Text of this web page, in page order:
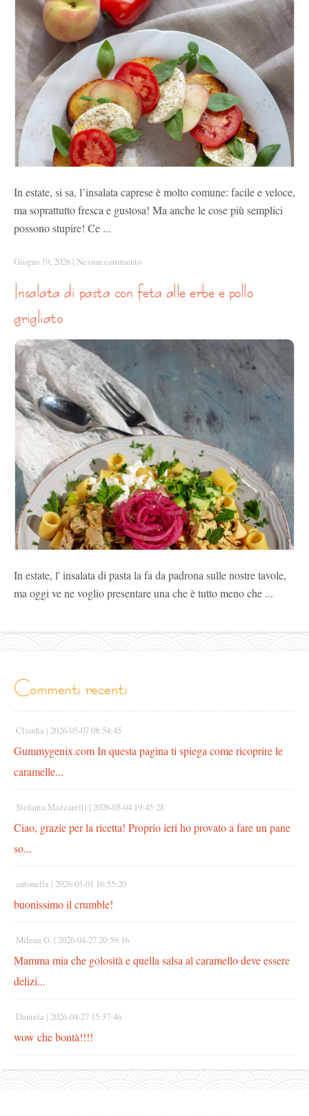
In estate, si sa, l’insalata caprese è molto comune: facile e veloce,
ma soprattutto fresca e gustosa! Ma anche le cose più semplici
possono stupire! Ce ...
Giugno 19, 2026 | Nessun commento
insalata di pasta con feta alle erbe e pollo
grigliato
In estate, l' insalata di pasta la fa da padrona sulle nostre tavole,
ma oggi ve ne voglio presentare una che è tutto meno che ...
commenti recenti
Claudia | 2026-05-07 08:54:45
Gummygenix.com In questa pagina ti spiega come ricoprire le
caramelle...
Stefania Mazzarelli | 2026-05-04 19:45:28
Ciao, grazie per la ricetta! Proprio ieri ho provato a fare un pane
so...
antonella | 2026-05-01 16:55:20
buonissimo il crumble!
Milena G. | 2026-04-27 20:59:16
Mamma mia che golosità e quella salsa al caramello deve essere
delizi...
Daniela | 2026-04-27 15:37:46
wow che bontà!!!!